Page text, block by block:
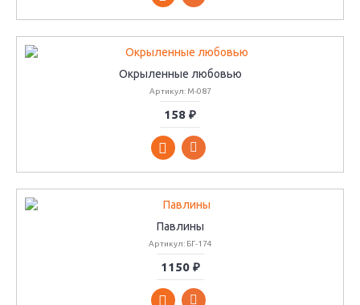
Окрыленные любовью
Артикул: М-087
158 ₽
Павлины
Артикул: БГ-174
1150 ₽